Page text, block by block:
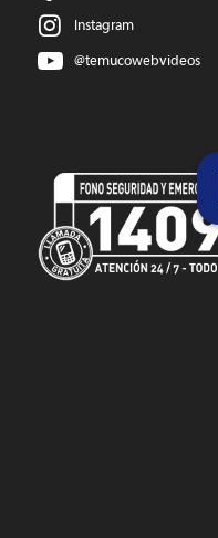
Instagram
@temucowebvideos